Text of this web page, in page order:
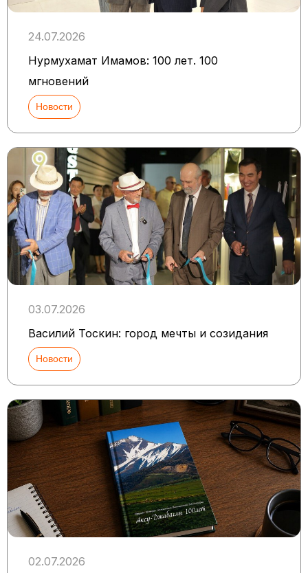
24.07.2026
Нурмухамат Имамов: 100 лет. 100
мгновений
Новости
03.07.2026
Василий Тоскин: город мечты и созидания
Новости
02.07.2026